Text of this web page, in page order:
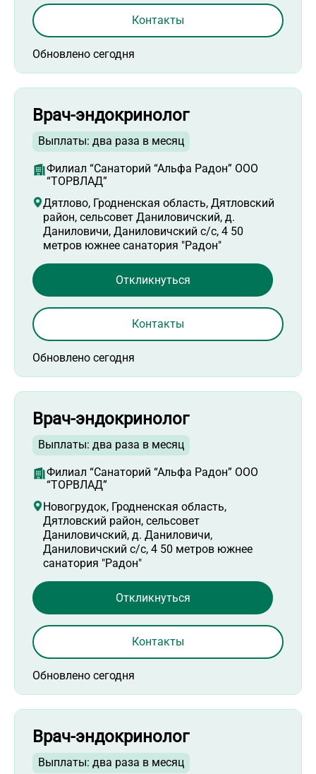
Обновлено сегодня
Контакты
Врач-эндокринолог
Выплаты: два раза в месяц
Филиал “Санаторий “Альфа Радон” ООО
“ТОРВЛАД”
Дятлово, Гродненская область, Дятловский
район, сельсовет Даниловичский, д.
Даниловичи, Даниловичский с/с, 4 50
метров южнее санатория "Радон"
Обновлено сегодня
Откликнуться
Контакты
Врач-эндокринолог
Выплаты: два раза в месяц
Филиал “Санаторий “Альфа Радон” ООО
“ТОРВЛАД”
Новогрудок, Гродненская область,
Дятловский район, сельсовет
Даниловичский, д. Даниловичи,
Даниловичский с/с, 4 50 метров южнее
санатория "Радон"
Обновлено сегодня
Откликнуться
Контакты
Врач-эндокринолог
Выплаты: два раза в месяц